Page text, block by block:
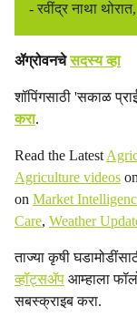
- रवींद्र नाथा
ॲग्रोवनचेसदस्य व्हा
शॉपिंगसाठी 'सकाळ
करा.
Read the Latest
Agriculture videos
on Market
Care, Weather
ताज्या कृषी
व्हॉट्सॲप आम्हाला
सबस्क्राइब करा.